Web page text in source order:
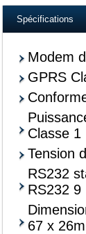
Spécifications
Modem
GPRS
Classe
Tension
RS232
RS232 9
67 x